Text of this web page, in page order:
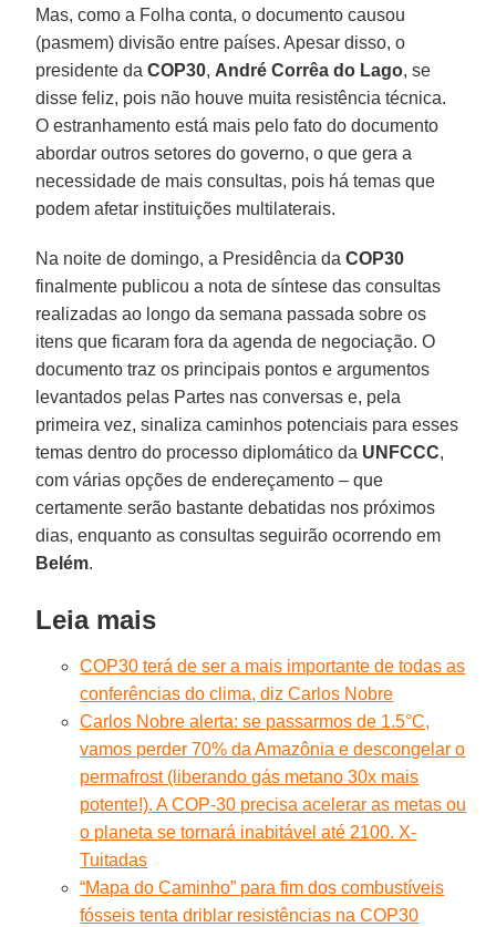
Mas, como a Folha conta, o documento causou
(pasmem) divisão entre países. Apesar disso, o
presidente daCOP30, André Corrêa do Lago, se
disse feliz, pois não houve muita resistência técnica.
O estranhamento está mais pelo fato do documento
abordar outros setores do governo, o que gera a
necessidade de mais consultas, pois há temas que
podem afetar instituições multilaterais.
Na noite de domingo, a Presidência da COP30
finalmente publicou a nota de síntese das consultas
realizadas ao longo da semana passada sobre os
itens que ficaram fora da agenda de negociação. O
documento traz os principais pontos e argumentos
levantados pelas Partes nas conversas e, pela
primeira vez, sinaliza caminhos potenciais para esses
temas dentro do processo diplomático da UNFCCC,
com várias opções de endereçamento – que
certamente serão bastante debatidas nos próximos
dias, enquanto as consultas seguirão ocorrendo em
Belém.
Leia mais
COP30 terá de ser a mais importante de todas as
conferências do clima, diz Carlos Nobre
Carlos Nobre alerta: se passarmos de 1.5°C,
vamos perder 70% da Amazônia e descongelar o
permafrost (liberando gás metano 30x mais
potente!). A COP-30 precisa acelerar as metas ou
o planeta se tornará inabitável até 2100. X-
Tuitadas
“Mapa do Caminho” para fim dos combustíveis
fósseis tenta driblar resistências na COP30